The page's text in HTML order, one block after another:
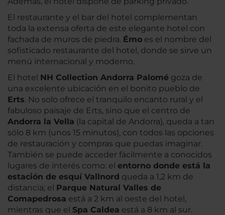
El restaurante y el bar del hotel complementan
toda la extensa oferta de este elegante hotel con
fachada de muros de piedra. Émo es el nombre del
sofisticado restaurante del hotel, donde se sirve un
menú internacional y moderno.
El hotel NH Collection Andorra Palomé goza de
una excelente ubicación en el bonito pueblo de
Erts. No solo ofrece el tranquilo encanto rural y el
fabuloso paisaje de Erts, sino que el centro de
Andorra la Vella (la capital de Andorra), queda a tan
sólo 8 km (unos 15 minutos), con todos las opciones
de restauración y compras que puedas imaginar.
También se puede acceder fácilmente a conocidos
lugares de interés como: el entorno donde está la
estación de esquí Vallnord queda a 1,2 km de
distancia; el Parque Natural Valles de
Comapedrosa está a 2 km al oeste del hotel,
mientras que el Spa Caldea está a 8 km al sur.